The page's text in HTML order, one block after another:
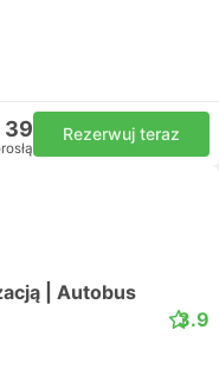
39 Rezerwuj teraz
| Autobus
3.9